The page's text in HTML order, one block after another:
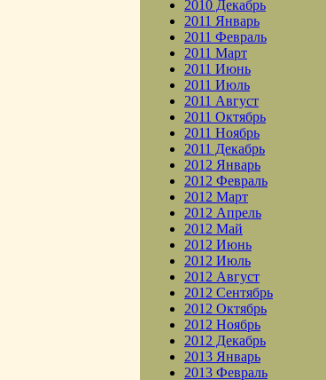
2010 Декабрь
2011 Январь
2011 Февраль
2011 Март
2011 Июнь
2011 Июль
2011 Август
2011 Октябрь
2011 Ноябрь
2011 Декабрь
2012 Январь
2012 Февраль
2012 Март
2012 Апрель
2012 Май
2012 Июнь
2012 Июль
2012 Август
2012 Сентябрь
2012 Октябрь
2012 Ноябрь
2012 Декабрь
2013 Январь
2013 Февраль